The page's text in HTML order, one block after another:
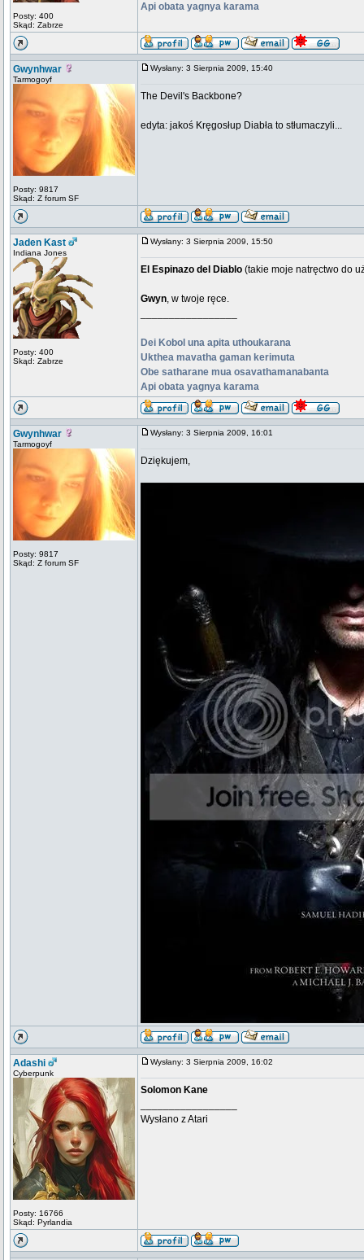
Posty: 400
Skąd: Zabrze
Api obata yagnya karama
Gwynhwar
Tarmogoyf
Posty: 9817
Skąd: Z forum SF
Wysłany: 3 Sierpnia 2009, 15:40
The Devil's Backbone?
edyta: jakoś Kręgosłup Diabła to stłumaczyli...
Jaden Kast
Indiana Jones
Posty: 400
Skąd: Zabrze
Wysłany: 3 Sierpnia 2009, 15:50
El Espinazo del Diablo (takie moje natręctwo do
Gwyn, w twoje ręce.
Dei Kobol una apita uthoukarana
Ukthea mavatha gaman kerimuta
Obe satharane mua osavathamanabanta
Api obata yagnya karama
Gwynhwar
Tarmogoyf
Posty: 9817
Skąd: Z forum SF
Wysłany: 3 Sierpnia 2009, 16:01
Dziękujem,
Adashi
Cyberpunk
Posty: 16766
Skąd: Pyrlandia
Wysłany: 3 Sierpnia 2009, 16:02
Solomon Kane
Wysłano z Atari